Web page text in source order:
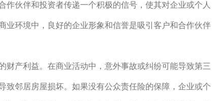
作伙伴和投资者传递一个积极的信号，使其对企业或个人
业环境中，良好的企业形象和信誉是吸引客户和合作伙伴
财产利益。在商业活动中，意外事故或纠纷可能导致第三
致邻居房屋损坏。如果没有公众责任险的保障，企业或个